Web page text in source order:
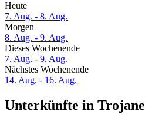
Heute
7. Aug. - 8. Aug.
Morgen
8. Aug. - 9. Aug.
Dieses Wochenende
7. Aug. - 9. Aug.
Nächstes Wochenende
14. Aug. - 16. Aug.
Unterkünfte in Trojane